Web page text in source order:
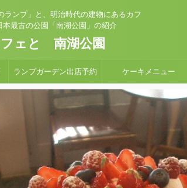
ランプ」と、明治時代の建物にあるカフ
最古の公園「南湖公園」の紹介
ェと 南湖公園
ランプガーデン出店予約 ケーキメニュー